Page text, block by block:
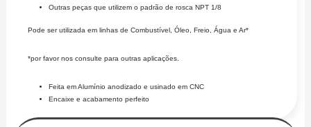
Outras peças que utilizem o padrão de rosca NPT 1/8
Pode ser utilizada em linhas de Combustível, Óleo, Freio, Água e Ar*
*por favor nos consulte para outras aplicações.
Feita em Alumínio anodizado e usinado em CNC
Encaixe e acabamento perfeito